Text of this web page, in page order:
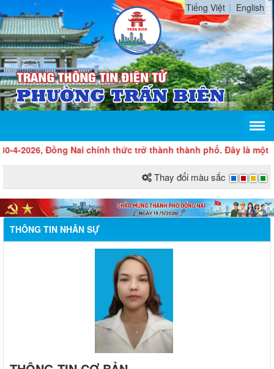
Tiếng Việt English
Đồng Nai chính thức trở thành thành phố. Đây là một dấu
Thay đổi màu sắc
THÔNG TIN NHÂN SỰ